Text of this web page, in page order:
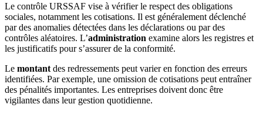
Le contrôle URSSAF vise à vérifier le respect des obligations
sociales, notamment les cotisations. Il est généralement déclenché
par des anomalies détectées dans les déclarations ou par des
contrôles aléatoires. L’administration examine alors les registres et
les justificatifs pour s’assurer de la conformité.
Le montant des redressements peut varier en fonction des erreurs
identifiées. Par exemple, une omission de cotisations peut entraîner
des pénalités importantes. Les entreprises doivent donc être
vigilantes dans leur gestion quotidienne.